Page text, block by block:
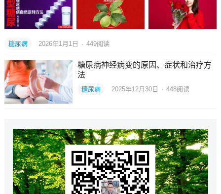
糖尿病 2026年1月1日 · 449阅读
糖尿病神经病变的原因、症状和治疗方
法
糖尿病 2025年12月30日 · 448阅读